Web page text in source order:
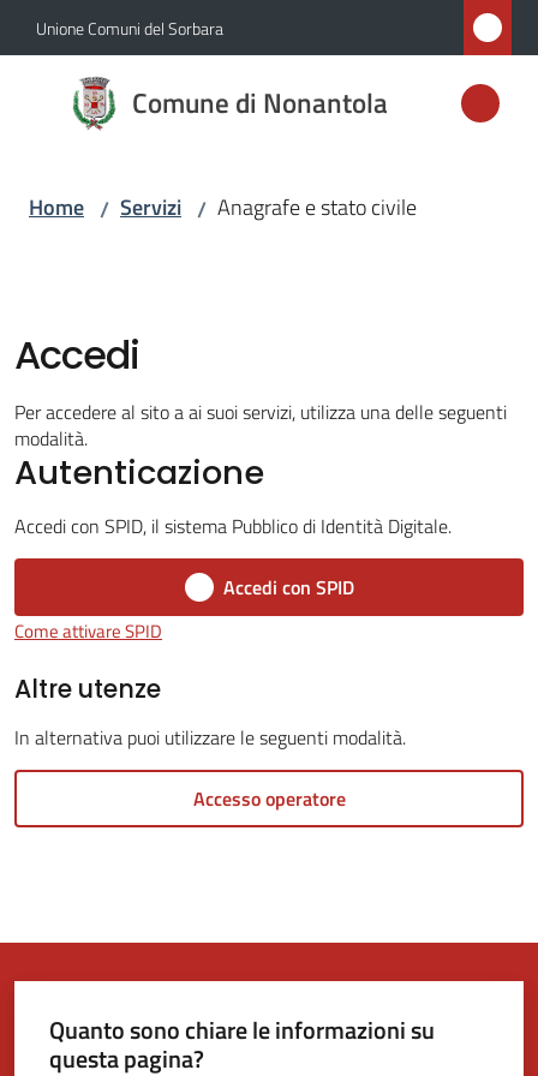
Vai al contenuto
Vai alla navigazione
Vai al footer
Unione Comuni del Sorbara
Comune di Nonantola
Comune di
Nonantola
Amministrazione
Servizi
Vivere
Nonantola
Tutti
gli
argomenti...
su
Home / Servizi / Anagrafe e stato civile
Accedi
Per accedere al sito a ai suoi servizi, utilizza una delle seguenti
modalità.
Autenticazione
Accedi con SPID, il sistema Pubblico di Identità Digitale.
Accedi con SPID
Come attivare SPID
Altre utenze
In alternativa puoi utilizzare le seguenti modalità.
Accesso operatore
Quanto sono chiare le informazioni su
questa pagina?